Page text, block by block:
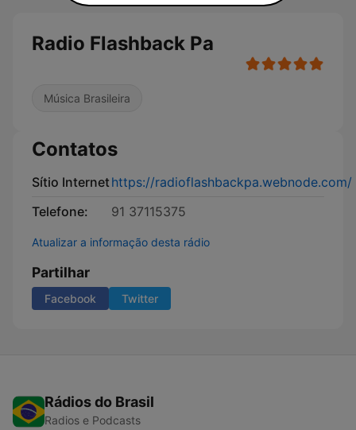
Radio Flashback Pa
Música Brasileira
Contatos
Sítio Internethttps://radioflashbackpa.webnode.com/
Telefone:
91 37115375
Atualizar a informação desta rádio
Partilhar
Facebook Twitter
Rádios do Brasil
Radios e Podcasts